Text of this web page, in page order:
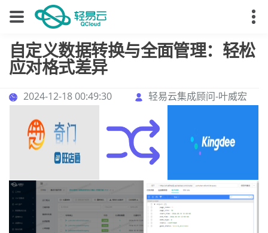
自定义数据转换与全面管理：轻松
应对格式差异
2024-12-18 00:49:30 轻易云集成顾问-叶威宏